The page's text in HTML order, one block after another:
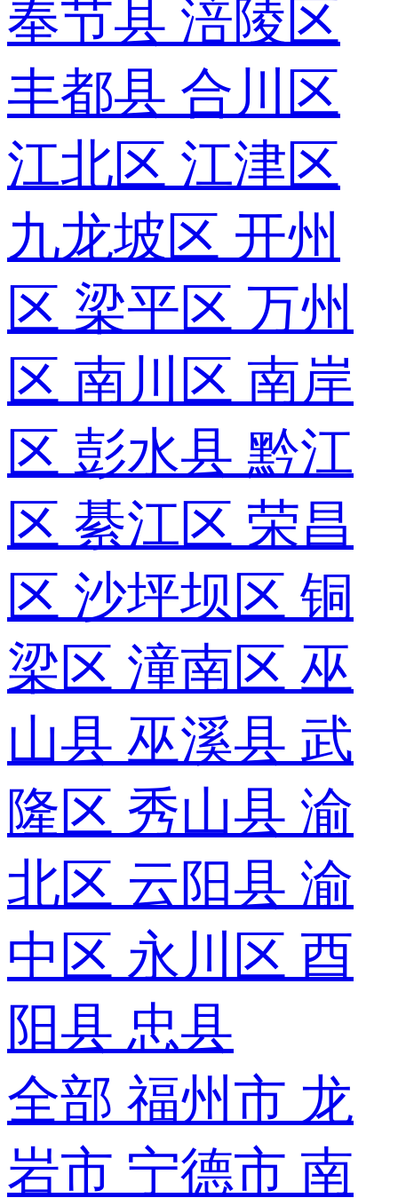
奉节县 涪陵区
丰都县 合川区
江北区 江津区
九龙坡区 开州
区 梁平区 万州
区 南川区 南岸
区 彭水县 黔江
区 綦江区 荣昌
区 沙坪坝区 铜
梁区 潼南区 巫
山县 巫溪县 武
隆区 秀山县 渝
北区 云阳县 渝
中区 永川区 酉
阳县 忠县
全部 福州市 龙
岩市 宁德市 南